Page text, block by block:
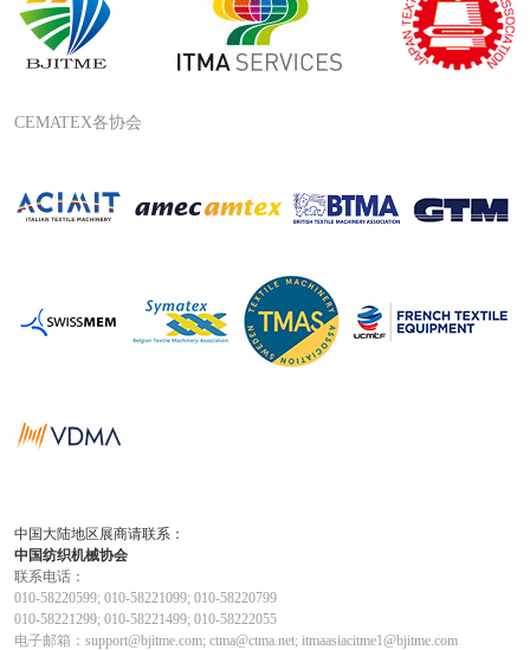
CEMATEX各协会
中国大陆地区展商请联系：
中国纺织机械协会
联系电话：
010-58220599; 010-58221099; 010-58220799
010-58221299; 010-58221499; 010-58222055
电子邮箱：support@bjitme.com; ctma@ctma.net; itmaasiacitme1@bjitme.com